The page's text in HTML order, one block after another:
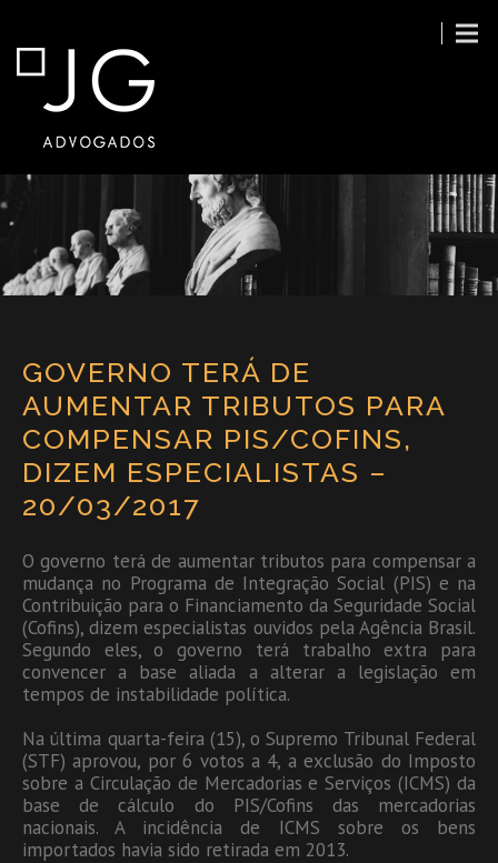
GOVERNO TERÁ DE
AUMENTAR TRIBUTOS PARA
COMPENSAR PIS/COFINS,
DIZEM ESPECIALISTAS –
20/03/2017
O governo terá de aumentar tributos para compensar a
mudança no Programa de Integração Social (PIS) e na
Contribuição para o Financiamento da Seguridade Social
(Cofins), dizem especialistas ouvidos pela Agência Brasil.
Segundo eles, o governo terá trabalho extra para
convencer a base aliada a alterar a legislação em
tempos de instabilidade política.
Na última quarta-feira (15), o Supremo Tribunal Federal
(STF) aprovou, por 6 votos a 4, a exclusão do Imposto
sobre a Circulação de Mercadorias e Serviços (ICMS) da
base de cálculo do PIS/Cofins das mercadorias
nacionais. A incidência de ICMS sobre os bens
importados havia sido retirada em 2013.